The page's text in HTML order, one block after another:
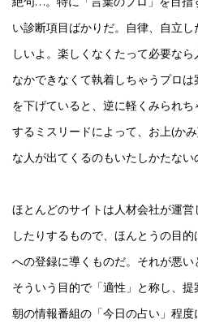
い診断項目ばかりだ。自律、自立
しいよ。楽しくなくたって必要な
なかできなくて執着しちゃうプロ
を下げていると、逆に軽くみられ
するミスリードによって、お上(か
な人が出てくるのもいたしかたない
ほとんどのサイトは人材会社が運
したりするもので、ほんとうの目
への登録に導くものだ。それが悪い
そういう目的で「適性」と称し、提
朝の情報番組の「今日の占い」程度